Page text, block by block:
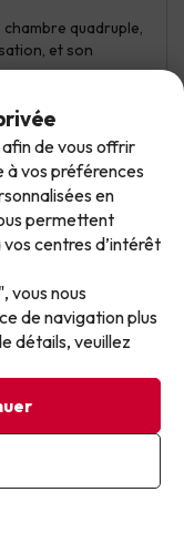
quadruple,
et son
la
des files d'attente,
et insuffisante,
grande piscine
l'hôtel. Je ne
9.4
irréprochable,
offres !
vous et
soignée de
ne plus
prix.
votre accord
de la part de
de vous offrir
vos préférences
en
permettent
centres d’intérêt
vous nous
de navigation plus
détails, veuillez